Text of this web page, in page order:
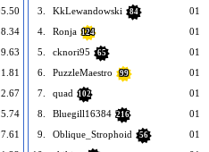
3.
KkLewandowski 84
4.
Ronja 124
5.
cknori95 65
6.
PuzzleMaestro 99
7.
quad 102
8.
Bluegill16384 216
9.
Oblique_Strophoid 56